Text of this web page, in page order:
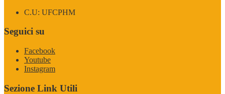
C.U: UFCPHM
Seguici su
Facebook
Youtube
Instagram
Sezione Link Utili